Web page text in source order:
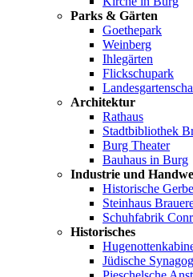
Parks & Gärten
Goethepark
Weinberg
Ihlegärten
Flickschupark
Architektur
Rathaus
Stadtbibliothek
Burg Theater
Bauhaus in Burg
Industrie und
Historische
Steinhaus
Schuhfabrik
Historisches
Jüdische